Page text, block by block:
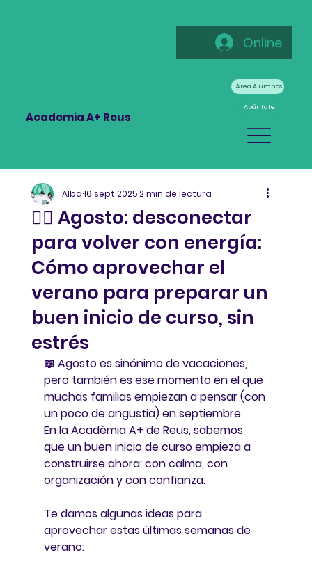
Online
Área Alumnos
Academia A+ Reus
Apúntate
🧘‍♀️ Agosto: desconectar
para volver con energía:
Cómo aprovechar el
verano para preparar un
buen inicio de curso, sin
estrés
Alba16 sept 20252 min de lectura
📖 Agosto es sinónimo de vacaciones,
pero también es ese momento en el que
muchas familias empiezan a pensar (con
un poco de angustia) en septiembre.
En la Acadèmia A+ de Reus, sabemos
que un buen inicio de curso empieza a
construirse ahora: con calma, con
organización y con confianza.
Te damos algunas ideas para
aprovechar estas últimas semanas de
verano: